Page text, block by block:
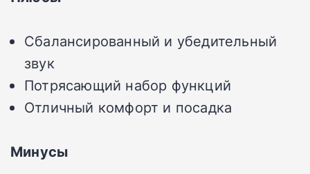
Сбалансированный и убедительный
звук
Потрясающий набор функций
Отличный комфорт и посадка
Минусы